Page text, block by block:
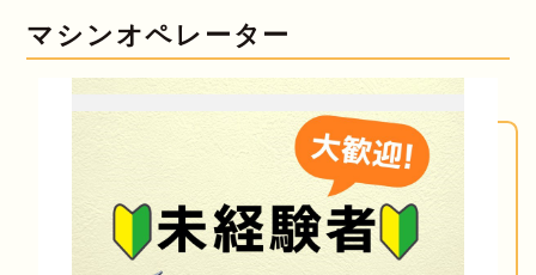
マシンオペレーター